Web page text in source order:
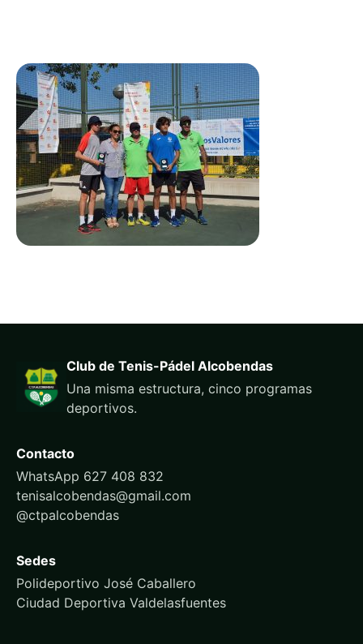
Club de Tenis-Pádel Alcobendas
Una misma estructura, cinco programas
deportivos.
Contacto
WhatsApp 627 408 832
tenisalcobendas@gmail.com
@ctpalcobendas
Sedes
Polideportivo José Caballero
Ciudad Deportiva Valdelasfuentes